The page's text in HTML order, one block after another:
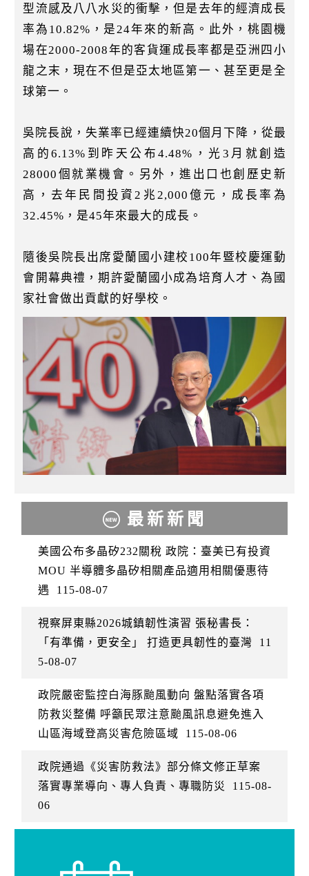
型流感及八八水災的衝擊，但是去年的經濟成長
率為10.82%，是24年來的新高。此外，桃園機
場在2000-2008年的客貨運成長率都是亞洲四小
龍之末，現在不但是亞太地區第一、甚至更是全
球第一。
吳院長說，失業率已經連續快20個月下降，從最
高的6.13%到昨天公布4.48%，光3月就創造
28000個就業機會。另外，進出口也創歷史新
高，去年民間投資2兆2,000億元，成長率為
32.45%，是45年來最大的成長。
隨後吳院長出席愛蘭國小建校100年暨校慶運動
會開幕典禮，期許愛蘭國小成為培育人才、為國
家社會做出貢獻的好學校。
最新新聞
美國公布多晶矽232關稅 政院：臺美已有投資
MOU 半導體多晶矽相關產品適用相關優惠待
遇
115-08-07
視察屏東縣2026城鎮韌性演習 張秘書長：
「有準備，更安全」 打造更具韌性的臺灣
11
5-08-07
政院嚴密監控白海豚颱風動向 盤點落實各項
防救災整備 呼籲民眾注意颱風訊息避免進入
山區海域登高災害危險區域
115-08-06
政院通過《災害防救法》部分條文修正草案
落實專業導向、專人負責、專職防災
115-08-
06